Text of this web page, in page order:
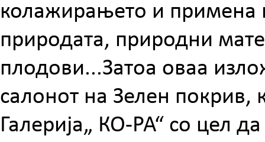
колажирањето и примена
природата, природни
плодови...Затоа оваа
салонот на Зелен покрив,
Галерија„ КО-РА“ со цел